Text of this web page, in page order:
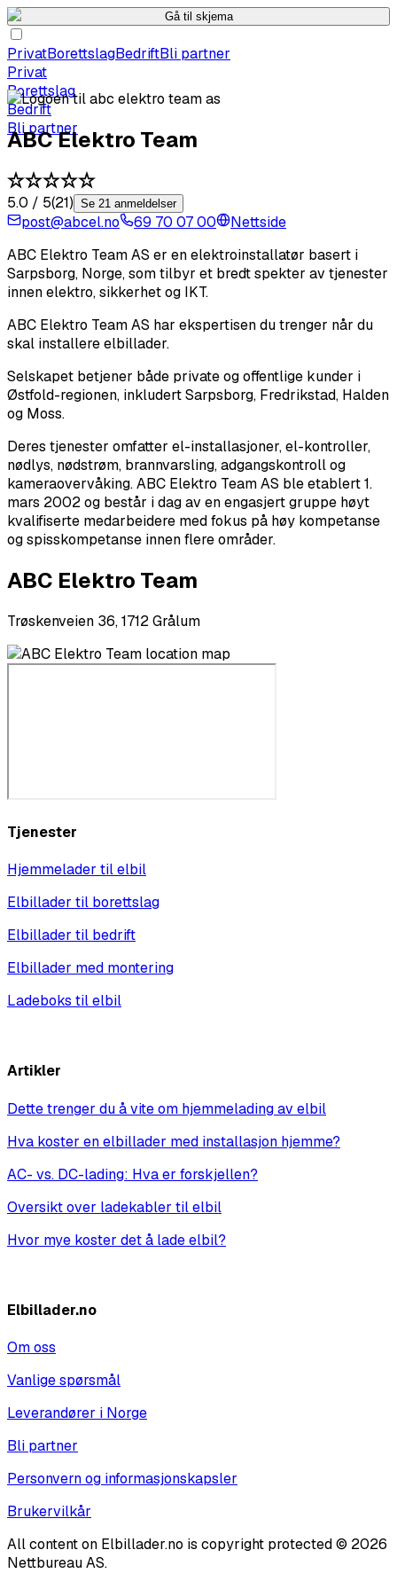
Gå til skjema
PrivatBorettslagBedriftBli partner
Privat
Borettslag
Bedrift
Bli partner
ABC Elektro Team
5.0 / 5(21) Se 21 anmeldelser
post@abcel.no 69 70 07 00
Nettside
ABC Elektro Team AS er en elektroinstallatør basert i
Sarpsborg, Norge, som tilbyr et bredt spekter av tjenester
innen elektro, sikkerhet og IKT.
ABC Elektro Team AS har ekspertisen du trenger når du
skal installere elbillader.
Selskapet betjener både private og offentlige kunder i
Østfold-regionen, inkludert Sarpsborg, Fredrikstad, Halden
og Moss.
Deres tjenester omfatter el-installasjoner, el-kontroller,
nødlys, nødstrøm, brannvarsling, adgangskontroll og
kameraovervåking. ABC Elektro Team AS ble etablert 1.
mars 2002 og består i dag av en engasjert gruppe høyt
kvalifiserte medarbeidere med fokus på høy kompetanse
og spisskompetanse innen flere områder.
ABC Elektro Team
Trøskenveien 36, 1712 Grålum
Tjenester
Hjemmelader til elbil
Elbillader til borettslag
Elbillader til bedrift
Elbillader med montering
Ladeboks til elbil
Artikler
Dette trenger du å vite om hjemmelading av elbil
Hva koster en elbillader med installasjon hjemme?
AC- vs. DC-lading: Hva er forskjellen?
Oversikt over ladekabler til elbil
Hvor mye koster det å lade elbil?
Elbillader.no
Om oss
Vanlige spørsmål
Leverandører i Norge
Bli partner
Personvern og informasjonskapsler
Brukervilkår
All content on Elbillader.no is copyright protected © 2026
Nettbureau AS.